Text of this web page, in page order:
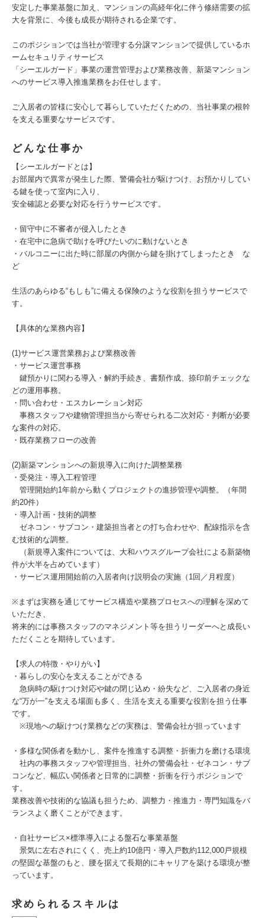
安定した事業基盤に加え、マンションの高経年化に伴う修繕需要の拡
大を背景に、今後も成長が期待される企業です。
このポジションでは当社が管理する分譲マンションで提供しているホ
ームセキュリティサービス
「シーエルガード」事業の運営管理および業務改善、新築マンション
へのサービス導入推進業務をお任せします。
ご入居者の皆様に安心して暮らしていただくための、当社事業の根幹
を支える重要なサービスです。
どんな仕事か
【シーエルガードとは】
お部屋内で異常が発生した際、警備会社が駆けつけ、お預かりしてい
る鍵を使って室内に入り、
安全確認と必要な対応を行うサービスです。
・留守中に不審者が侵入したとき
・在宅中に急病で助けを呼びたいのに動けないとき
・バルコニーに出た時に部屋の内側から鍵を掛けてしまったとき な
ど
生活のあらゆる“もしも”に備える保険のような役割を担うサービスで
す。
【具体的な業務内容】
(1)サービス運営業務および業務改善
・サービス運営事務
鍵預かりに関わる導入・解約手続き、書類作成、捺印前チェックな
どの運用事務。
・問い合わせ・エスカレーション対応
事務スタッフや建物管理担当から寄せられる二次対応・判断が必要
な案件の対応。
・既存業務フローの改善
(2)新築マンションへの新規導入に向けた調整業務
・受発注・導入工程管理
管理開始約1年前から動くプロジェクトの進捗管理や調整。（年間
約20件）
・導入計画・技術的調整
ゼネコン・サブコン・建築担当者との打ち合わせや、配線指示を含
む技術的な調整。
（新規導入案件については、大和ハウスグループ会社による新築物
件が大半を占めています）
・サービス運用開始前の入居者向け説明会の実施（1回／月程度）
※まずは実務を通じてサービス構造や業務プロセスへの理解を深めて
いただき、
将来的には事務スタッフのマネジメント等を担うリーダーへと成長い
ただくことを期待しています。
【求人の特徴・やりがい】
・暮らしの安心を支えることができる
急病時の駆けつけ対応や鍵の閉じ込め・紛失など、ご入居者の身近
な“万が一”を支える場面も多く、生活を支える重要な役割を担う仕事
です。
※現地への駆けつけ業務などの実務は、警備会社が担っています
・多様な関係者を動かし、案件を推進する調整・折衝力を磨ける環境
社内の事務スタッフや管理担当、社外の警備会社・ゼネコン・サブ
コンなど、幅広い関係者と日常的に調整・折衝を行うポジションで
す。
業務改善や技術的な協議も担うため、調整力・推進力・専門知識をバ
ランスよく磨くことができます。
・自社サービス×標準導入による盤石な事業基盤
景気に左右されにくく、売上約10億円・導入戸数約112,000戸規模
の堅固な基盤のもと、腰を据えて長期的にキャリアを築ける環境が整
っています。
求められるスキルは